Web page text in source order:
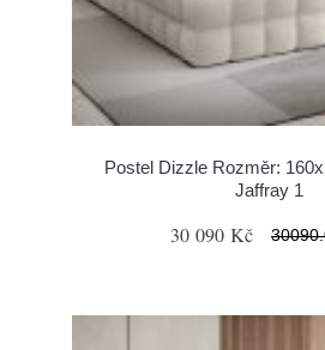
Postel Dizzle Rozměr:
Jaffray 1
30 090 Kč